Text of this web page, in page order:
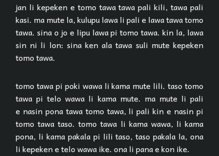
jan li kepeken e tomo tawa tawa pali kili, tawa pali
kasi. ma mute la, kulupu lawa li pali e lawa tawa tomo
tawa. sina o jo e lipu lawa pi tomo tawa. kin la, lawa
sin ni li lon: sina ken ala tawa suli mute kepeken
tomo tawa.
tomo tawa pi poki wawa li kama mute lili. taso tomo
tawa pi telo wawa li kama mute. ma mute li pali
e nasin pona tawa tomo tawa, li pali kin e nasin pi
tomo tawa taso. tomo tawa li kama wawa, li kama
pona, li kama pakala pi lili taso, taso pakala la, ona
li kepeken e telo wawa ike. ona li pana e kon ike.